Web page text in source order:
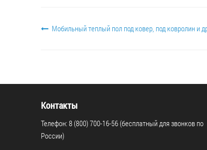
Мобильный теплый пол под ковер, под ковролин и
Контакты
Телефон: 8 (800) 700-16-56 (бесплатный для звонков по
России)